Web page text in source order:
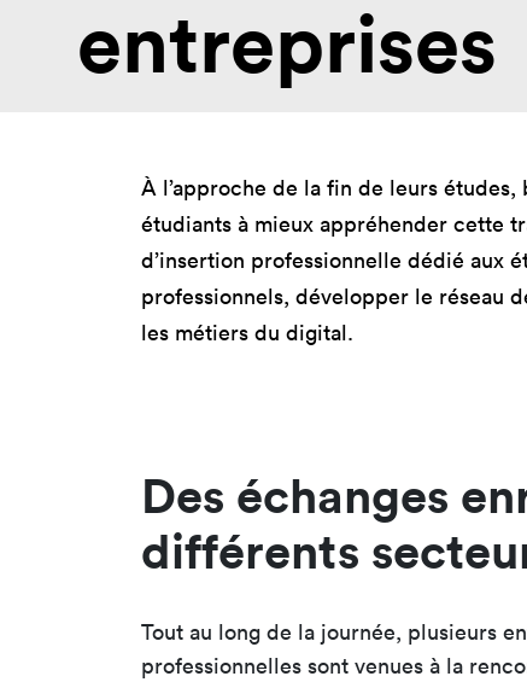
entreprises
À l’approche de la fin de leurs études,
étudiants à mieux appréhender cette
d’insertion professionnelle dédié aux
professionnels, développer le réseau
les métiers du digital.
Des échanges
différents
Tout au long de la journée, plusieurs
professionnelles sont venues à la
Toulouse
Toutes les